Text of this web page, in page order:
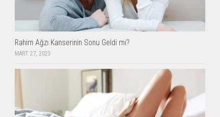
Rahim Ağzı Kanserinin Sonu Geldi mi?
MART 27, 2023